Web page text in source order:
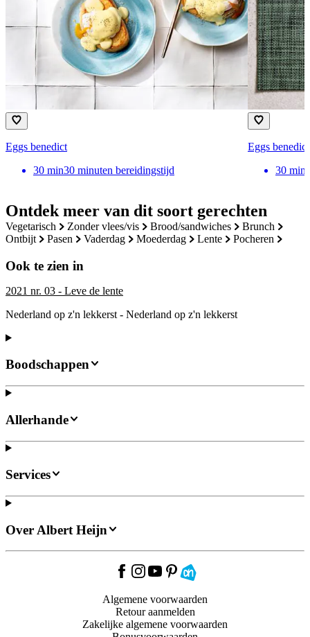
Ontdek meer van dit soort gerechten
vegetarisch zonder vlees/vis brood/sandwiches
brunch
ontbijt
pasen vaderdag moederdag lente pocheren
Ook te zien in
2021 nr. 03 - Leve de lente
Nederland op z'n lekkerst - Nederland op z'n lekkerst
Eggs benedict
30 min30 minuten bereidingstijd
Eggs
30 min
Boodschappen
Allerhande
Services
Over Albert Heijn
Algemene voorwaarden
Retour aanmelden
Zakelijke algemene voorwaarden